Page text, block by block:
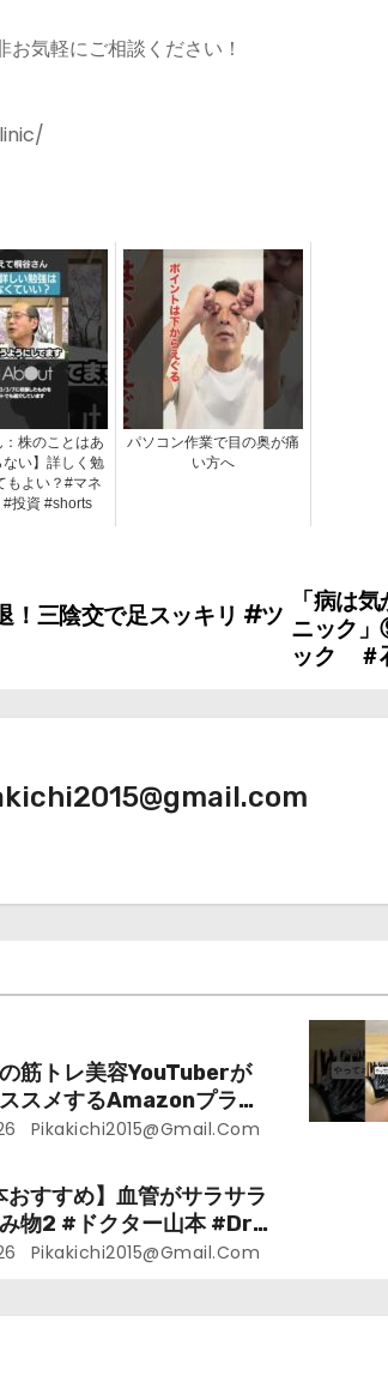
気軽にご相談ください！
：株のことはあ
ない】詳しく勉
もよい？#マネ
#投資 #shorts
パソコン作業で目の奥が痛
い方へ
「病は
ニック
ック ＃
！三陰交で足スッキリ #ツ
筋トレ美容YouTuberが
スメするAmazonプライ
ルで買うべきもの
Pikakichi2015@gmail.com
おすすめ】血管がサラサラ
物2 #ドクター山本 #Dr.
Pikakichi2015@gmail.com